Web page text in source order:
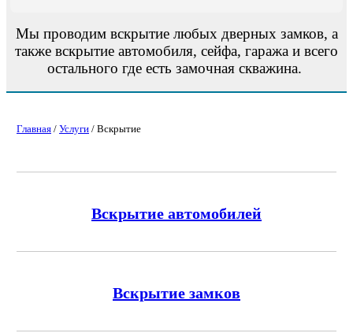
Мы проводим вскрытие любых дверных замков, а
также вскрытие автомобиля, сейфа, гаража и всего
остального где есть замочная скважина.
Главная / Услуги / Вскрытие
Вскрытие автомобилей
Вскрытие замков